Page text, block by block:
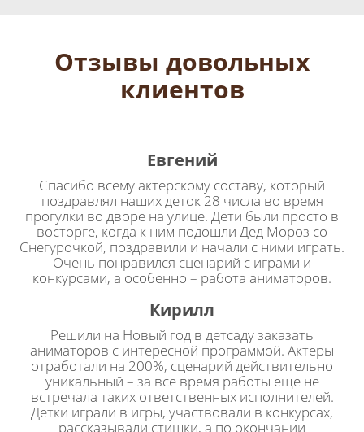
Отзывы довольных
клиентов
Евгений
Спасибо всему актерскому составу, который
поздравлял наших деток 28 числа во время
прогулки во дворе на улице. Дети были просто в
восторге, когда к ним подошли Дед Мороз со
Снегурочкой, поздравили и начали с ними играть.
Очень понравился сценарий с играми и
конкурсами, а особенно – работа аниматоров.
Кирилл
Решили на Новый год в детсаду заказать
аниматоров с интересной программой. Актеры
отработали на 200%, сценарий действительно
уникальный – за все время работы еще не
встречала таких ответственных исполнителей.
Детки играли в игры, участвовали в конкурсах,
рассказывали стишки, а по окончании